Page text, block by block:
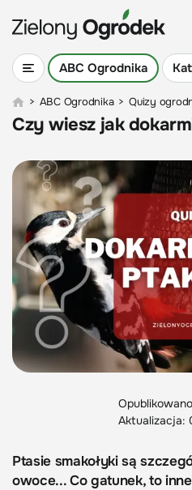
ABC Ogrodnika
> ABC Ogrodnika > Quizy
Czy wiesz jak
Aktualizacja:
Ptasie smakołyki są
owoce... Co gatunek, to